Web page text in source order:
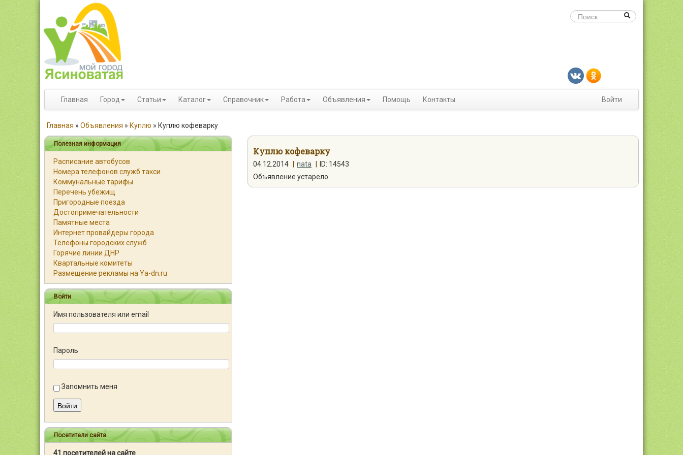
Главная Город Статьи Каталог Справочник Работа Объявления Помощь Контакты Войти
Главная » Объявления » Куплю » Куплю кофеварку
Полезная информация
Расписание автобусов
Номера телефонов служб такси
Коммунальные тарифы
Перечень убежищ
Пригородные поезда
Достопримечательности
Памятные места
Интернет провайдеры города
Телефоны городских служб
Горячие линии ДНР
Квартальные комитеты
Размещение рекламы на Ya-dn.ru
Войти
Имя пользователя или email
Пароль
Запомнить меня
Войти
Посетители сайта
41 посетителей на сайте
Куплю кофеварку
04.12.2014 nata
ID: 14543
Объявление устарело